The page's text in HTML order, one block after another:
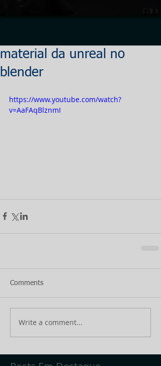
material da unreal no
blender
https://www.youtube.com/watch?
v=AaFAqBlznmI
Comments
Write a comment...